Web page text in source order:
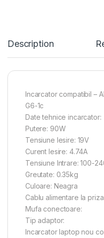
Description
Incarcator compatibil –
G6-1c
Date tehnice incarcator:
Putere: 90W
Tensiune Iesire: 19V
Curent Iesire: 4.74A
Tensiune Intrare: 100-
Greutate: 0.35kg
Culoare: Neagra
Cablu alimentare la
Mufa conectoare:
Tip adaptor:
Incarcator laptop nou